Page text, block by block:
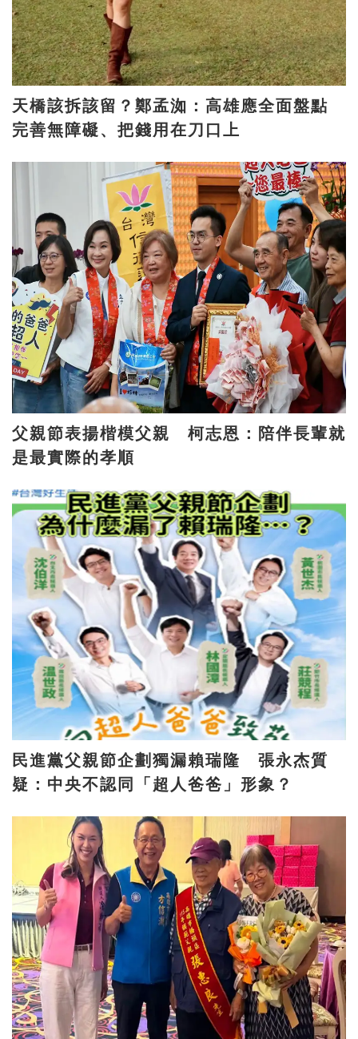
天橋該拆該留？鄭孟洳：高雄應全面盤點
完善無障礙、把錢用在刀口上
父親節表揚楷模父親 柯志恩：陪伴長輩就
是最實際的孝順
民進黨父親節企劃獨漏賴瑞隆 張永杰質
疑：中央不認同「超人爸爸」形象？